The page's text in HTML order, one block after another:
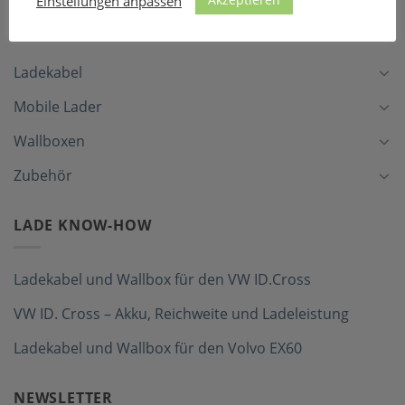
Ladekabel
Mobile Lader
Wallboxen
Zubehör
LADE KNOW-HOW
Ladekabel und Wallbox für den VW ID.Cross
VW ID. Cross – Akku, Reichweite und Ladeleistung
Ladekabel und Wallbox für den Volvo EX60
NEWSLETTER